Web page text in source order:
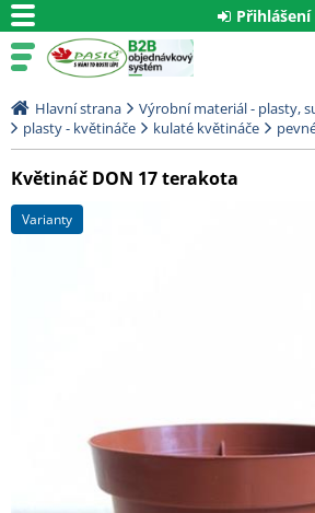
Přihlášení
Hlavní strana
Výrobní materiál - plasty,
plasty - květináče
kulaté květináče
Květináč DON 17 terakota
varianty